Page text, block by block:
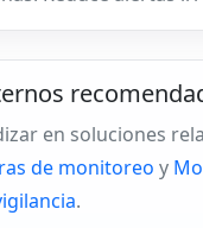
en soluciones
de monitoreo y
.